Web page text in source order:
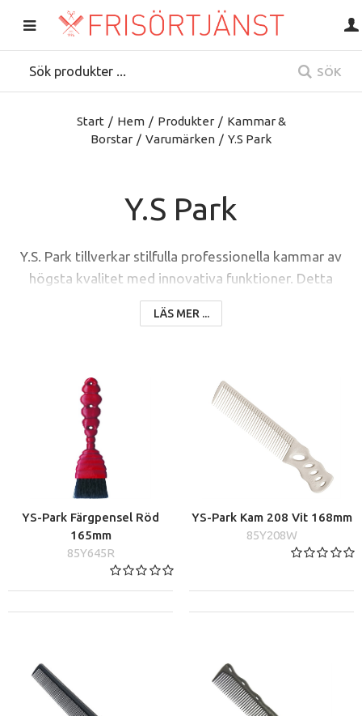
SÖK
Start / Hem / Produkter / Kammar &
Borstar / Varumärken / Y.S Park
Y.S Park
Y.S. Park tillverkar stilfulla professionella kammar av
högsta kvalitet med innovativa funktioner. Detta
kombinerat med egenproducerade frisörtillbehör
underlättar din stund på salongen.
LÄS MER ...
YS-Park Färgpensel Röd
165mm
85Y645R
YS-Park Kam 208 Vit 168mm
85Y208W